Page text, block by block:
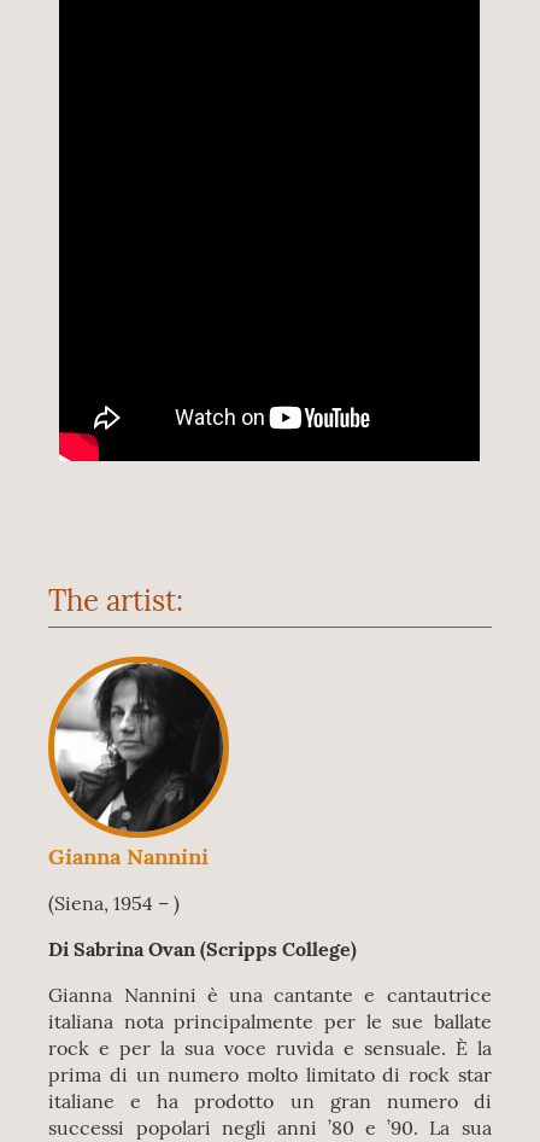
The artist:
Gianna Nannini
(Siena, 1954 – )
Di Sabrina Ovan (Scripps College)
Gianna Nannini è una cantante e cantautrice
italiana nota principalmente per le sue ballate
rock e per la sua voce ruvida e sensuale. È la
prima di un numero molto limitato di rock star
italiane e ha prodotto un gran numero di
successi popolari negli anni ’80 e ’90. La sua